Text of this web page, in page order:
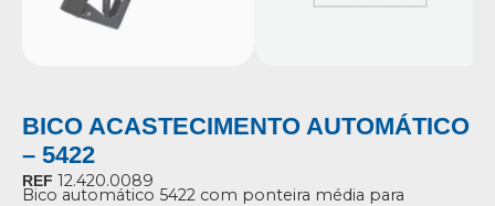
BICO ACASTECIMENTO AUTOMÁTICO
– 5422
REF 12.420.0089
Bico automático 5422 com ponteira média para